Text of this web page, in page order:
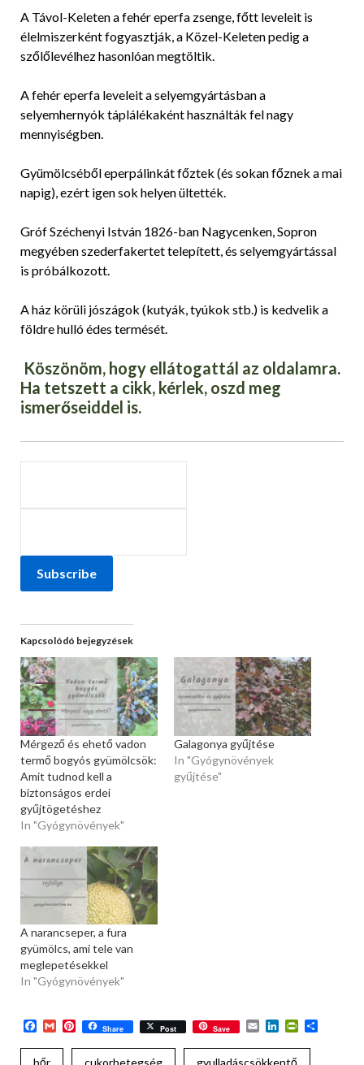
A Távol-Keleten a fehér eperfa zsenge, főtt leveleit is
élelmiszerként fogyasztják, a Közel-Keleten pedig a
szőlőlevélhez hasonlóan megtöltik.
A fehér eperfa leveleit a selyemgyártásban a
selyemhernyók táplálékaként használták fel nagy
mennyiségben.
Gyümölcséből eperpálinkát főztek (és sokan főznek a mai
napig), ezért igen sok helyen ültették.
Gróf Széchenyi István 1826-ban Nagycenken, Sopron
megyében szederfakertet telepített, és selyemgyártással
is próbálkozott.
A ház körüli jószágok (kutyák, tyúkok stb.) is kedvelik a
földre hulló édes termését.
Köszönöm, hogy ellátogattál az oldalamra.
Ha tetszett a cikk, kérlek, oszd meg
ismerőseiddel is.
Subscribe
Kapcsolódó bejegyzések
Mérgező és ehető vadon
termő bogyós gyümölcsök:
Amit tudnod kell a
biztonságos erdei
gyűjtögetéshez
In "Gyógynövények"
Galagonya gyűjtése
In "Gyógynövények
gyűjtése"
A narancseper, a fura
gyümölcs, ami tele van
meglepetésekkel
In "Gyógynövények"
Facebook
GmailPinterest
Share Post Save EmailLinkedIn